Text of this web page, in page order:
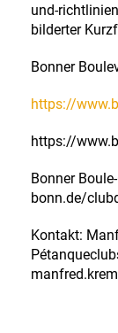
und-
bilderter
Bonner
https://
https://
Bonner
bonn.de/
Kontakt: